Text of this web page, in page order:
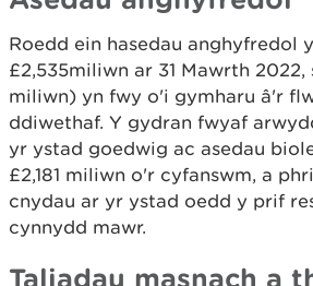
Roedd ein hasedau anghyfredol
£2,535miliwn ar 31 Mawrth 2022,
miliwn) yn fwy o'i gymharu â'r
ddiwethaf. Y gydran fwyaf
yr ystad goedwig ac asedau
£2,181 miliwn o'r cyfanswm, a
cnydau ar yr ystad oedd y prif
cynnydd mawr.
Taliadau masnach a